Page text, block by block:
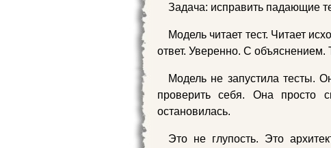
Задача: исправить падающие
Модель читает тест. Читает
ответ. Уверенно. С
Модель не запустила тесты.
проверить себя. Она просто
остановилась.
Это не глупость. Это